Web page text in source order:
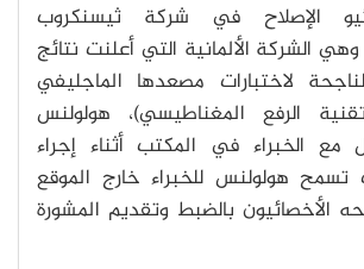
الإصلاح في شركة ثيسنكروب
وهي الشركة الألمانية التي أعلنت نتائج
لاختبارات مصعدها الماجليفي
الرفع المغناطيسي)، هولولنس
مع الخبراء في المكتب أثناء إجراء
تسمح هولولنس للخبراء خارج الموقع
الأخصائيون بالضبط وتقديم المشورة